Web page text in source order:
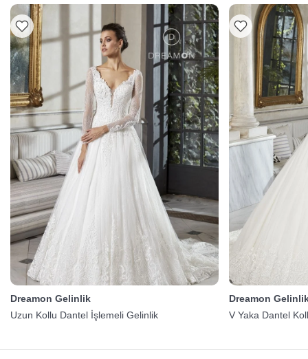
Dreamon Gelinlik
Uzun Kollu Dantel İşlemeli Gelinlik
Dreamon
V Yaka Dantel